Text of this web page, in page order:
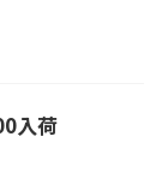
入荷